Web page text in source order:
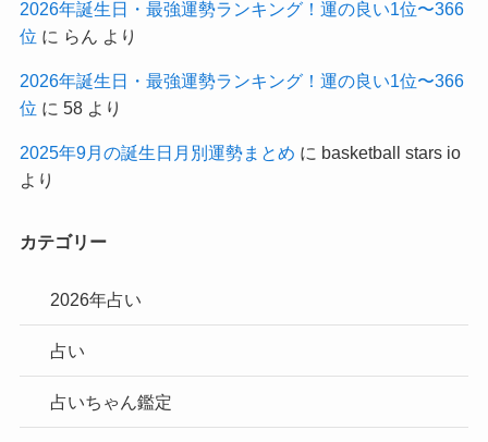
2026年誕生日・最強運勢ランキング！運の良い1位〜366
位 に らん より
2026年誕生日・最強運勢ランキング！運の良い1位〜366
位 に 58より
2025年9月の誕生日月別運勢まとめ に basketball stars io
より
カテゴリー
2026年占い
占い
占いちゃん鑑定